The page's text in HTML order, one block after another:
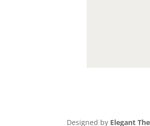
Designed by Elegant